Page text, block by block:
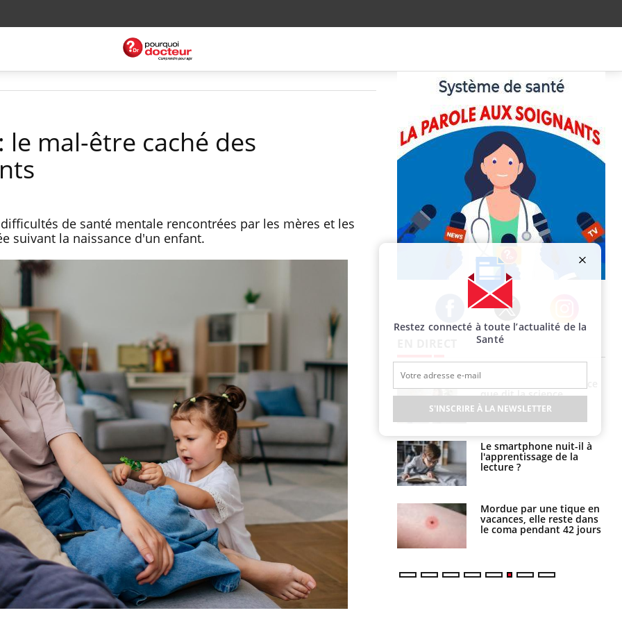
le mal-être caché des
de santé mentale rencontrées par les mères et les
suivant la naissance d'un enfant.
Facebook Twitter Instagram
La sieste empêche-t-elle
de dormir la nuit ?
VIH : la fin du comprimé
tous les jours se profile-t-
elle enfin ?
Pourquoi votre ventre
gâche-t-il les premiers
jours de vos vacances ?
Fortes chaleurs :
pourquoi le risque de
noyade grimpe-t-il ?
Le Viagra pourrait-il
freiner la propagation du
cancer ?
Pourquoi manger moins
de protéines pourrait
que dit la science
Le smartphone nuit-il à
l'apprentissage de la
lecture ?
Mordue par une tique en
vacances, elle reste dans
le coma pendant 42 jours
Restez connecté à toute l’actualité de la
Santé
S'INSCRIRE À LA NEWSLETTER